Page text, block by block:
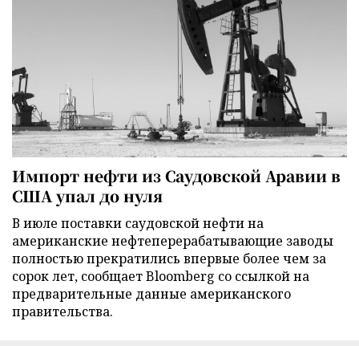
Импорт нефти из Саудовской Аравии в
США упал до нуля
В июле поставки саудовской нефти на
американские нефтеперерабатывающие заводы
полностью прекратились впервые более чем за
сорок лет, сообщает Bloomberg со ссылкой на
предварительные данные американского
правительства.